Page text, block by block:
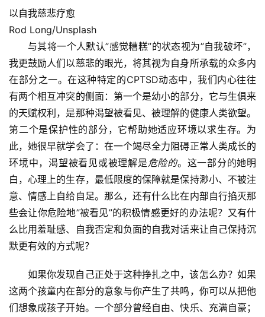
以自我慈悲疗愈
Rod Long/Unsplash
与其将一个人默认”感觉糟糕”的状态视为”自我破坏”，
我更鼓励人们以慈悲的眼光，将其视为自身所承载的众多内
在部分之一。在这种特定的CPTSD动态中，我们内心往往
有两个相互冲突的侧面：第一个是幼小的部分，它与生俱来
的天赋权利，是那种渴望被看见、被理解的健康人类欲望。
第二个是保护性的部分，它帮助她适应环境以求生存。为
此，她很早就学会了：在一个竭尽全力阻碍正常人类成长的
环境中，渴望被看见或被理解是危险的。这一部分的她明
白，心理上的生存，最低限度的保障就是保持渺小、不被注
意、情感上自给自足。那么，还有什么比在内部自行掐灭那
些会让你危险地”被看见”的积极情感更好的办法呢？又有什
么比用羞耻感、自我否定和负面的自我对话来让自己保持沉
默更有效的方式呢？
如果你发现自己正处于这种挣扎之中，该怎么办？如果
这两个孩童内在部分的意象与你产生了共鸣，你可以从把他
们想象成孩子开始。一个部分曾经自由、快乐、充满自豪；